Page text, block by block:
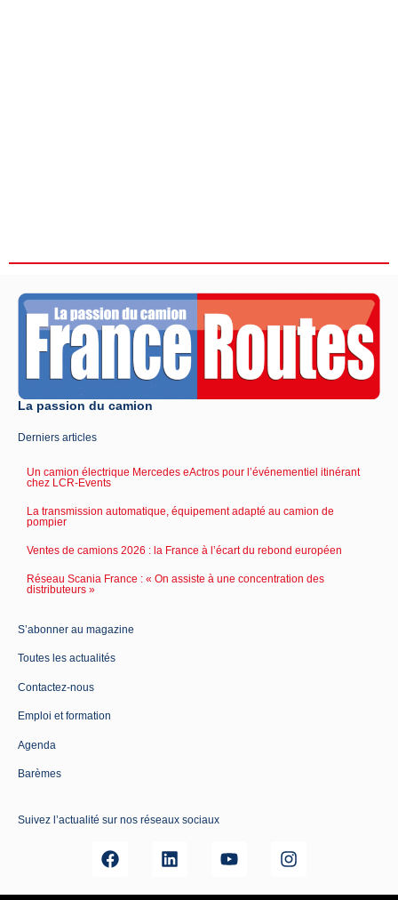
La passion du camion
Derniers articles
Un camion électrique Mercedes eActros pour l’événementiel itinérant
chez LCR-Events
La transmission automatique, équipement adapté au camion de
pompier
Ventes de camions 2026 : la France à l’écart du rebond européen
Réseau Scania France : « On assiste à une concentration des
distributeurs »
S’abonner au magazine
Toutes les actualités
Contactez-nous
Emploi et formation
Agenda
Barèmes
Suivez l’actualité sur nos réseaux sociaux